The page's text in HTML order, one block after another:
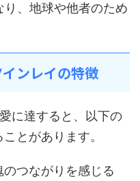
り、地球や他者のため
ンレイの特徴
に達すると、以下の
とがあります。
のつながりを感じる